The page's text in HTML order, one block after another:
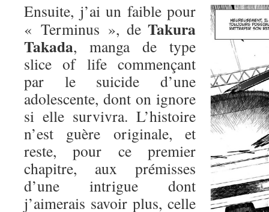
Ensuite, j’ai un faible pour
« Terminus », de Takura
Takada, manga de type
slice of life commençant
par le suicide d’une
adolescente, dont on ignore
si elle survivra. L’histoire
n’est guère originale, et
reste, pour ce premier
chapitre, aux prémisses
d’une intrigue dont
j’aimerais savoir plus, celle